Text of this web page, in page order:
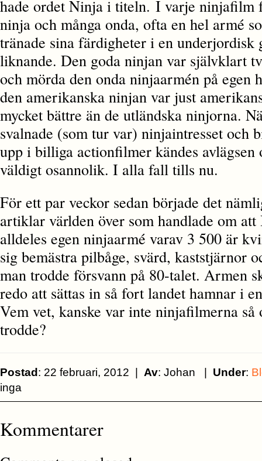
hade ordet Ninja i titeln. I varje ninjafilm
ninja och många onda, ofta en hel armé
tränade sina färdigheter i en underjordisk
liknande. Den goda ninjan var självklart
och mörda den onda ninjaarmén på egen
den amerikanska ninjan var just
mycket bättre än de utländska ninjorna.
svalnade (som tur var) ninjaintresset och
upp i billiga actionfilmer kändes
väldigt osannolik. I alla fall tills nu.
För ett par veckor sedan började det
artiklar världen över som handlade om
alldeles egen ninjaarmé varav 3 500 är
sig bemästra pilbåge, svärd, kaststjärnor
man trodde försvann på 80-talet. Armen
redo att sättas in så fort landet hamnar i
Vem vet, kanske var inte ninjafilmerna så
trodde?
Postad : 22 februari, 2012 | Av: Johan | Under:
inga
Kommentarer